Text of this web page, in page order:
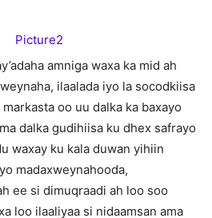
amniga waxa ka mid ah
ilaalada iyo la socodkiisa
oo uu dalka ka baxayo
dalka gudihiisa ku dhex safrayo
waxay ku kala duwan yihiin
madaxweynahooda,
ee si dimuqraadi ah loo soo
loo ilaaliyaa si nidaamsan ama